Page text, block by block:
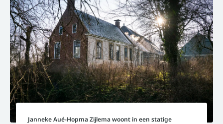
Janneke Aué-Hopma Zijlema woont in een statige